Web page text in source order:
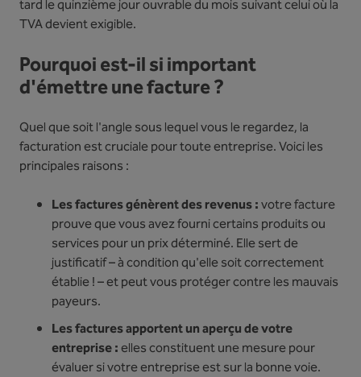
tard le quinzième jour ouvrable du mois suivant celui où la
TVA devient exigible.
Pourquoi est-il si important
d'émettre une facture ?
Quel que soit l'angle sous lequel vous le regardez, la
facturation est cruciale pour toute entreprise. Voici les
principales raisons :
Les factures génèrent des revenus :votre facture
prouve que vous avez fourni certains produits ou
services pour un prix déterminé. Elle sert de
justificatif – à condition qu'elle soit correctement
établie ! – et peut vous protéger contre les mauvais
payeurs.
Les factures apportent un aperçu de votre
entreprise :elles constituent une mesure pour
évaluer si votre entreprise est sur la bonne voie.